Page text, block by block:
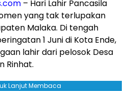
– Hari Lahir Pancasila
yang tak terlupakan
Malaka. Di tengah
1 Juni di Kota Ende,
lahir dari pelosok Desa
Rinhat.
Lanjut Membaca